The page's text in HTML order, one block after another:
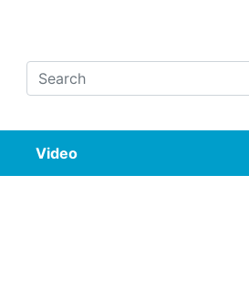
Search
Video